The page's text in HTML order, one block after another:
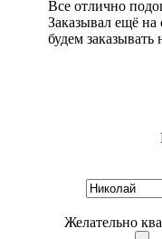
Все отлично
Заказывал ещё на
будем
Желательно